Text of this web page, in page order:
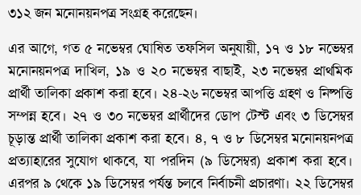
৩১২ জন মনোনয়নপত্র সংগ্রহ করেছেন।
এর আগে, গত ৫ নভেম্বর ঘোষিত তফসিল অনুযায়ী, ১৭ ও ১৮ নভেম্বর
মনোনয়নপত্র দাখিল, ১৯ ও ২০ নভেম্বর বাছাই, ২৩ নভেম্বর প্রাথমিক
প্রার্থী তালিকা প্রকাশ করা হবে। ২৪-২৬ নভেম্বর আপত্তি গ্রহণ ও নিষ্পত্তি
সম্পন্ন হবে। ২৭ ও ৩০ নভেম্বর প্রার্থীদের ডোপ টেস্ট এবং ৩ ডিসেম্বর
চূড়ান্ত প্রার্থী তালিকা প্রকাশ করা হবে। ৪, ৭ ও ৮ ডিসেম্বর মনোনয়নপত্র
প্রত্যাহারের সুযোগ থাকবে, যা পরদিন (৯ ডিসেম্বর) প্রকাশ করা হবে।
এরপর ৯ থেকে ১৯ ডিসেম্বর পর্যন্ত চলবে নির্বাচনী প্রচারণা। ২২ ডিসেম্বর